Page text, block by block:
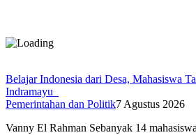
Belajar Indonesia dari Desa, Mahasiswa
Indramayu
Pemerintahan dan Politik7 Agustus 2026
Vanny El Rahman Sebanyak 14